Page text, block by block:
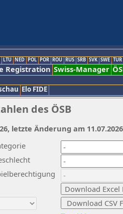
LTU NED POL POR ROU RUS SRB SVK SWE TUR
Registration Swiss-Manager
Elo FIDE
des ÖSB
letzte Änderung am